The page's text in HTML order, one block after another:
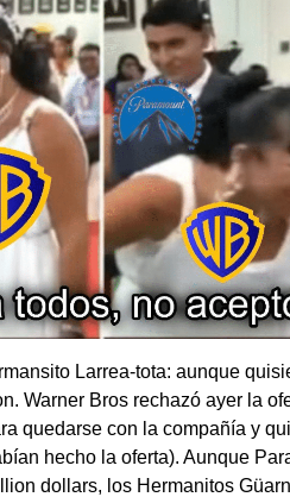
Larrea-tota: aunque
Warner Bros rechazó ayer la
quedarse con la compañía y
hecho la oferta). Aunque
dollars, los Hermanitos